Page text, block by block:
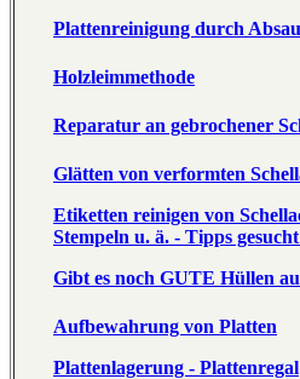
Plattenreinigung durch
Holzleimmethode
Reparatur an gebrochener
Glätten von verformten
Etiketten reinigen von
Stempeln u. ä. - Tipps
Gibt es noch GUTE Hüllen
Aufbewahrung von Platten
Plattenlagerung - Plattenregal